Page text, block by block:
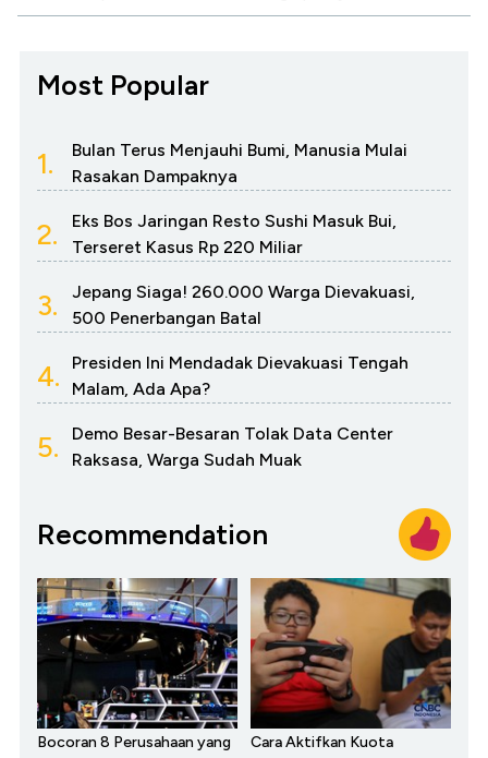
Most Popular
1.
Bulan Terus Menjauhi Bumi, Manusia Mulai
Rasakan Dampaknya
2.
Eks Bos Jaringan Resto Sushi Masuk Bui,
Terseret Kasus Rp 220 Miliar
3.
Jepang Siaga! 260.000 Warga Dievakuasi,
500 Penerbangan Batal
4.
Presiden Ini Mendadak Dievakuasi Tengah
Malam, Ada Apa?
5.
Demo Besar-Besaran Tolak Data Center
Raksasa, Warga Sudah Muak
Recommendation
Bocoran 8 Perusahaan yang
Cara Aktifkan Kuota